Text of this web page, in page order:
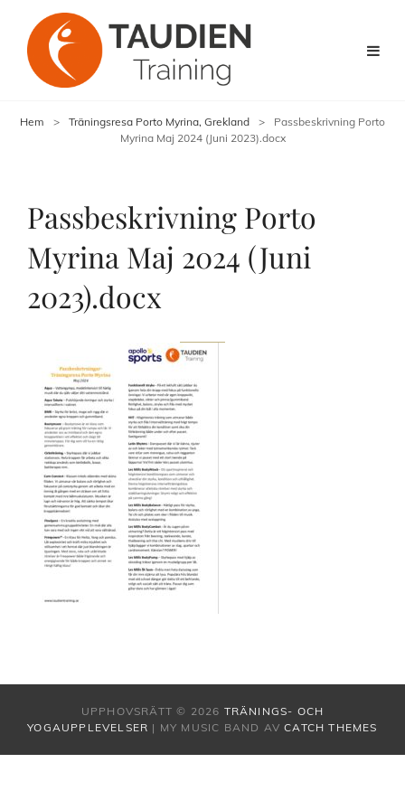
Hem > Träningsresa Porto Myrina, Grekland >
Passbeskrivning Porto
Myrina Maj 2024 (Juni 2023).docx
Passbeskrivning Porto
Myrina Maj 2024 (Juni
2023).docx
UPPHOVSRÄTT © 2026 TRÄNINGS- OCH
YOGAUPPLEVELSER | MY MUSIC BAND AVCATCH THEMES